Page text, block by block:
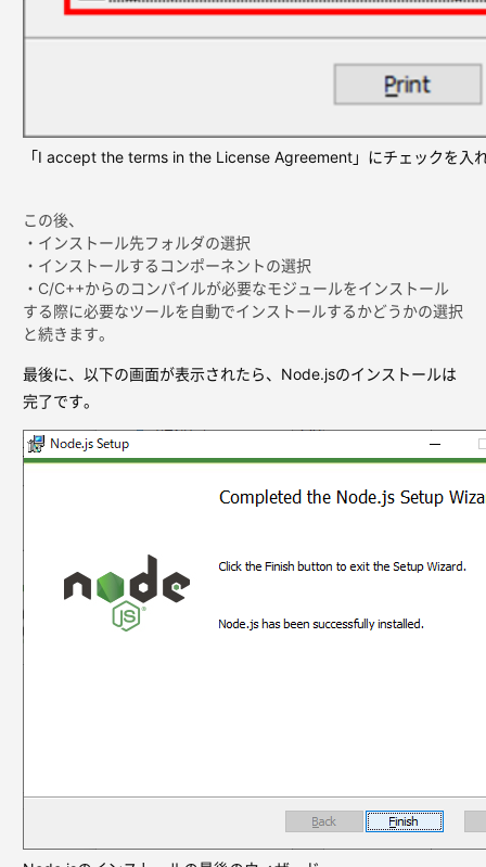
「I accept the terms in the License Agreement」にチェックを入
この後、
・インストール先フォルダの選択
・インストールするコンポーネントの選択
・C/C++からのコンパイルが必要なモジュールをインストール
する際に必要なツールを自動でインストールするかどうかの選択
と続きます。
最後に、以下の画面が表示されたら、Node.jsのインストールは
完了です。